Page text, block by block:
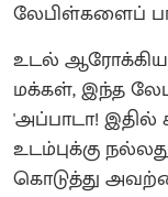
லேபிள்களைப்
உடல்
மக்கள், இந்த
'அப்பாடா!
உடம்புக்கு
கொடுத்து